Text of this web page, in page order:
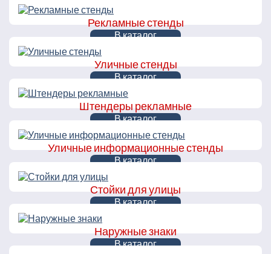
Рекламные стенды
В каталог
Уличные стенды
В каталог
Штендеры рекламные
В каталог
Уличные информационные стенды
В каталог
Стойки для улицы
В каталог
Наружные знаки
В каталог